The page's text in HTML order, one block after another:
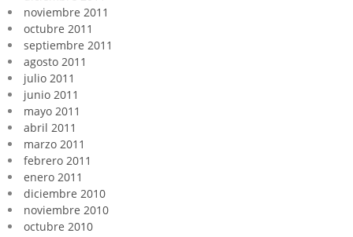
noviembre 2011
octubre 2011
septiembre 2011
agosto 2011
julio 2011
junio 2011
mayo 2011
abril 2011
marzo 2011
febrero 2011
enero 2011
diciembre 2010
noviembre 2010
octubre 2010